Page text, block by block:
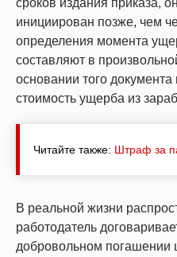
инициирован позже, чем
определения момента
составляют в
основании того
стоимость ущерба из
Читайте также: Штраф за
В реальной жизни
работодатель
добровольном погашении